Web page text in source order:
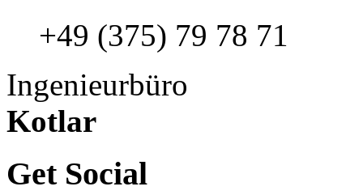
+49 (375) 79 78 71
Ingenieurbüro
Kotlar
Get Social